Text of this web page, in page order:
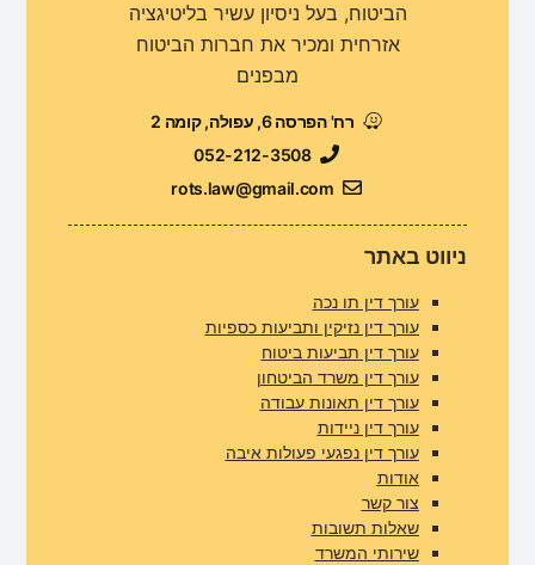
הביטוח, בעל ניסיון עשיר בליטיגציה
אזרחית ומכיר את חברות הביטוח
מבפנים
רח' הפרסה 6, עפולה, קומה 2
052-212-3508
rots.law@gmail.com
ניווט באתר
עורך דין תו נכה
עורך דין נזיקין ותביעות כספיות
עורך דין תביעות ביטוח
עורך דין משרד הביטחון
עורך דין תאונות עבודה
עורך דין ניידות
עורך דין נפגעי פעולות איבה
אודות
צור קשר
שאלות תשובות
שירותי המשרד